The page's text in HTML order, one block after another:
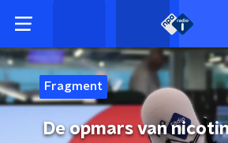
Fragment
De opmars van